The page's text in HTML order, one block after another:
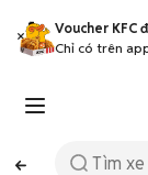
Voucher KFC
Chỉ có trên